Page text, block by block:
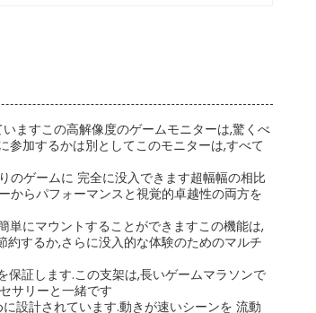
ますこの高解像度のゲームモニターは,驚くべ
加するかは別としてこのモニターは,すべて
ゲームに 完全に没入できます超幅幅の相比
からパフォーマンスと視覚的卓越性の両方を
単にマウントすることができますこの機能は,
するか,さらに没入的な体験のためのマルチ
証します.この支架は,長いゲームマラソンで
サリーと一緒です
設計されています.動きが速いシーンを 流動